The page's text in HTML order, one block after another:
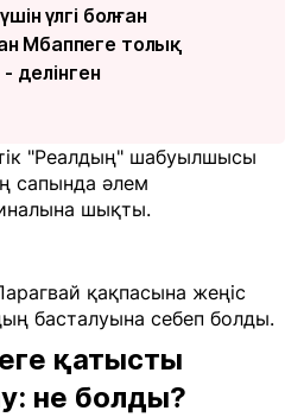
үлгі болған
Мбаппеге толық
делінген
"Реалдың" шабуылшысы
сапында әлем
шықты.
қақпасына жеңіс
басталуына себеп болды.
қатысты
не болды?